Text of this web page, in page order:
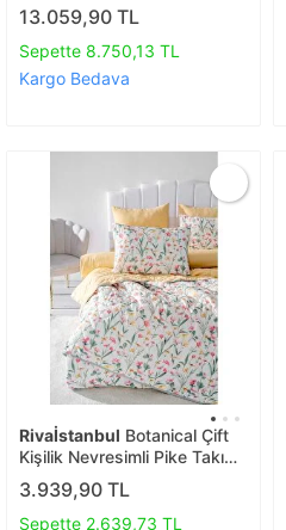
4 Parça Çeyiz Seti
13.059,90 TL
Sepette 8.750,13 TL
Kargo Bedava
Rivaİstanbul Botanical Çift
Kişilik Nevresimli Pike Takımı
- 7 Parça Çeyiz Seti
3.939,90 TL
Sepette 2.639,73 TL